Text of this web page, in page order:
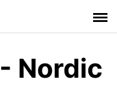
Nordic